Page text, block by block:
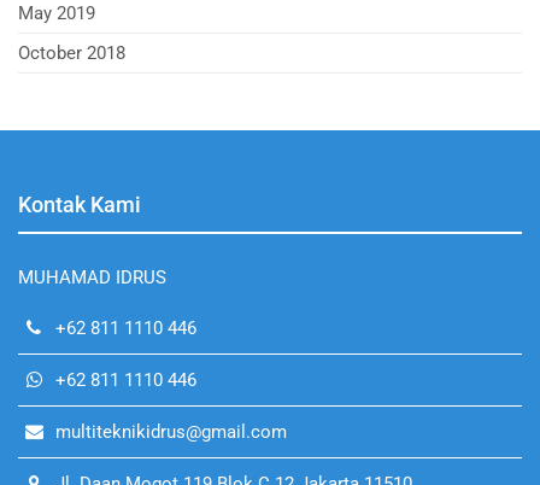
May 2019
October 2018
Kontak Kami
MUHAMAD IDRUS
+62 811 1110 446
+62 811 1110 446
multiteknikidrus@gmail.com